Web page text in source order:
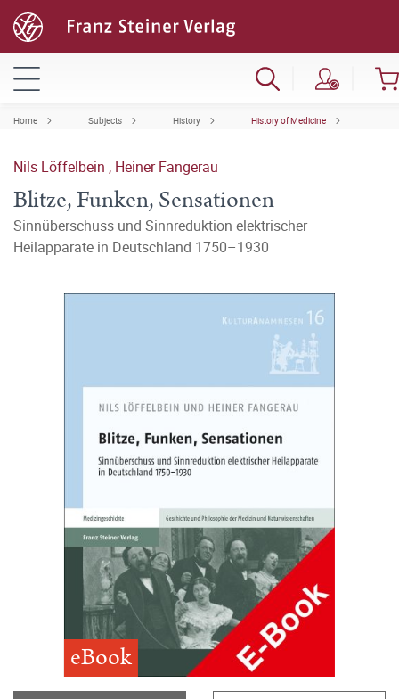
Home Subjects History History of Medicine
Nils Löffelbein , Heiner Fangerau
Blitze, Funken, Sensationen
Sinnüberschuss und Sinnreduktion elektrischer
Heilapparate in Deutschland 1750–1930
eBook